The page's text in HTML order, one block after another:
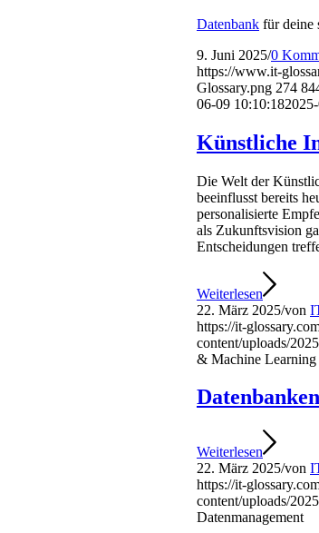
Datenbank für deine
9. Juni 2025/0
https://www.it-
Glossary.png 274
06-09 10:10:18
Künstliche
Die Welt der
beeinflusst bereits
personalisierte
als Zukunftsvision
Entscheidungen
Weiterlesen
22. März 2025/von
https://it-
content/uploads/
& Machine
Weiterlesen
22. März 2025/von
https://it-
content/uploads/
Datenmanagement